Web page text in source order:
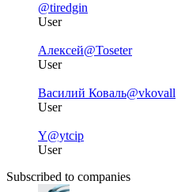
@tiredgin
User
Алексей@Toseter
User
Василий Коваль@vkovall
User
Y@ytcip
User
Subscribed to companies